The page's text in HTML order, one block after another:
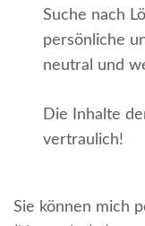
Suche nach
persönliche
neutral und
Die Inhalte
vertraulich!
Sie können mich